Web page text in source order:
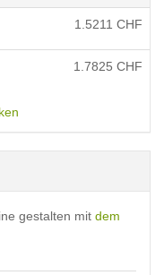
1.5211 CHF
1.7825 CHF
gestalten mit dem